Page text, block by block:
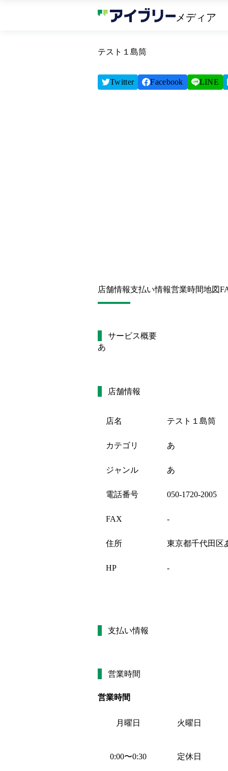
メディア
テスト１島筒
Twitter Facebook LINE
店舗情報支払い情報営業時間地図
サービス概要
あ
店舗情報
店名 テスト１島筒
カテゴリ あ
ジャンル あ
電話番号 050-1720-2005
FAX -
住所 東京都千代田区
HP -
支払い情報
営業時間
営業時間
月曜日 火曜日
0:00〜0:30 定休日